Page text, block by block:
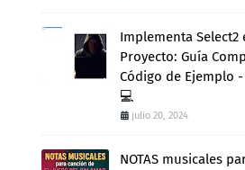
Implementa Select2
Proyecto: Guía
Código de Ejemplo
💻
julio 20, 2024
NOTAS musicales